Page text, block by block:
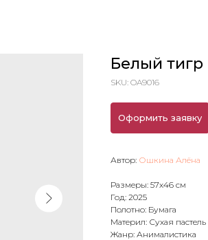
Белый тигр
SKU: OA9016
Оформить заявку
Автор: Ошкина Алёна
Размеры: 57х46 см
Год: 2025
Полотно: Бумага
Материл: Сухая пастель
Жанр: Анималистика